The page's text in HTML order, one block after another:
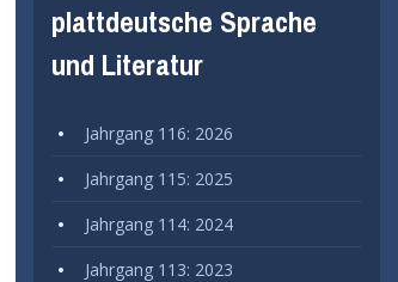
plattdeutsche Sprache
und Literatur
Jahrgang 116: 2026
Jahrgang 115: 2025
Jahrgang 114: 2024
Jahrgang 113: 2023